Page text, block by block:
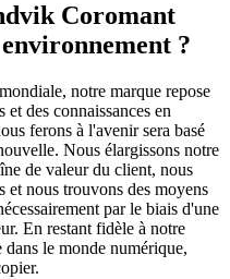
Coromant
?
notre marque repose
des connaissances en
ferons à l'avenir sera basé
Nous élargissons notre
de valeur du client, nous
et nous trouvons des moyens
par le biais d'une
En restant fidèle à notre
le monde numérique,